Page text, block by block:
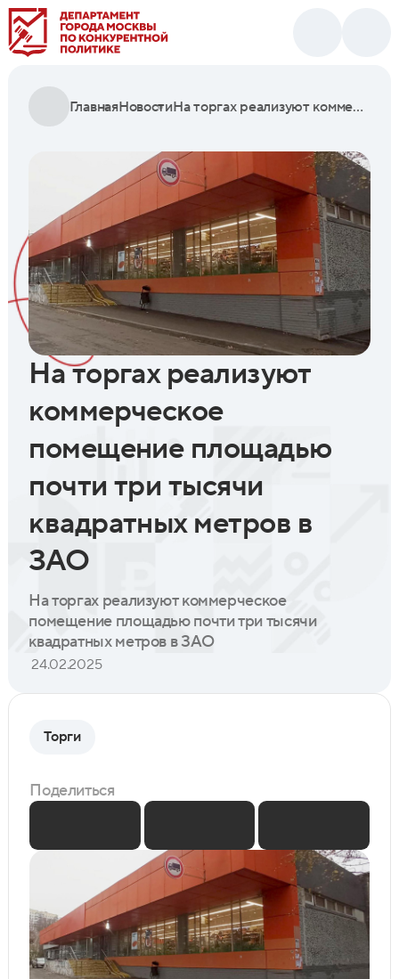
ГлавнаяНовости На торгах реализуют коммерческое помещение площадью почти три тысячи квадратных метров в ЗАО
На торгах реализуют
коммерческое
помещение площадью
почти три тысячи
квадратных метров в
ЗАО
На торгах реализуют коммерческое
помещение площадью почти три тысячи
квадратных метров в ЗАО
24.02.2025
Торги
Поделиться